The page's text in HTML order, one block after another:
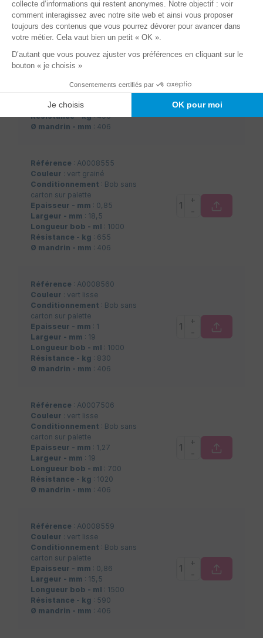
Ø mandrin - mm: 406
Référence: A0008550
Couleur: vert grainé
Conditionnement
Epaisseur - mm: 0,82
Longueur bob - ml
Résistance - kg: 495
Ø mandrin - mm : 406
Référence : A0008555
Couleur : vert grainé
Conditionnement : Bob sans
carton sur palette
Epaisseur - mm : 0,85
Largeur - mm : 18,5
Longueur bob - ml : 1000
Résistance - kg : 655
Ø mandrin - mm : 406
+
-
Référence : A0008560
Couleur : vert lisse
Conditionnement : Bob sans
carton sur palette
Epaisseur - mm : 1
Largeur - mm : 19
Longueur bob - ml : 1000
Résistance - kg : 830
Ø mandrin - mm : 406
+
-
Référence : A0007506
Couleur : vert lisse
Conditionnement : Bob sans
carton sur palette
Epaisseur - mm : 1,27
Largeur - mm : 19
Longueur bob - ml : 700
Résistance - kg : 1020
Ø mandrin - mm : 406
+
-
Référence : A0008559
Couleur : vert lisse
Conditionnement : Bob sans
carton sur palette
Epaisseur - mm : 0,86
Largeur - mm : 15,5
Longueur bob - ml : 1500
Résistance - kg : 590
Ø mandrin - mm : 406
+
-